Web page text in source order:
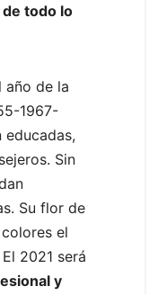
todo lo
año de la
1967-
educadas,
Sin
Su flor de
el
2021 será
y